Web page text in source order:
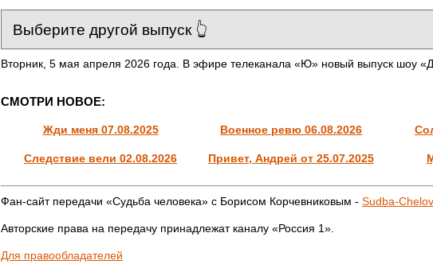
Вторник, 5 мая апреля 2026 года. В эфире телеканала «Ю» новый выпуск шоу
СМОТРИ НОВОЕ:
Жди меня 07.08.2025 Военное ревю 06.08.2026
Следствие вели 02.08.2026 Привет, Андрей от 25.07.2025
Фан-сайт передачи «Судьба человека» с Борисом Корчевниковым - Sudba-
Авторские права на передачу принадлежат каналу «Россия 1».
Для правообладателей